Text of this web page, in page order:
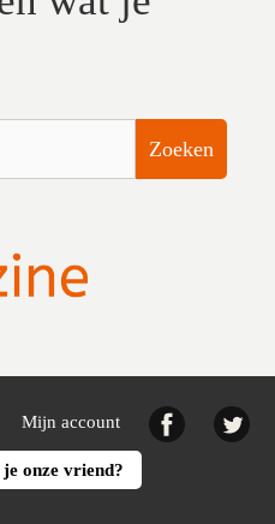
Zoeken
Mijn account Facebook
onze vriend?